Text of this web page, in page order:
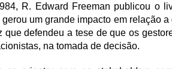
R. Edward Freeman publicou o
gerou um grande impacto em relação
defendeu a tese de que os
na tomada de decisão.